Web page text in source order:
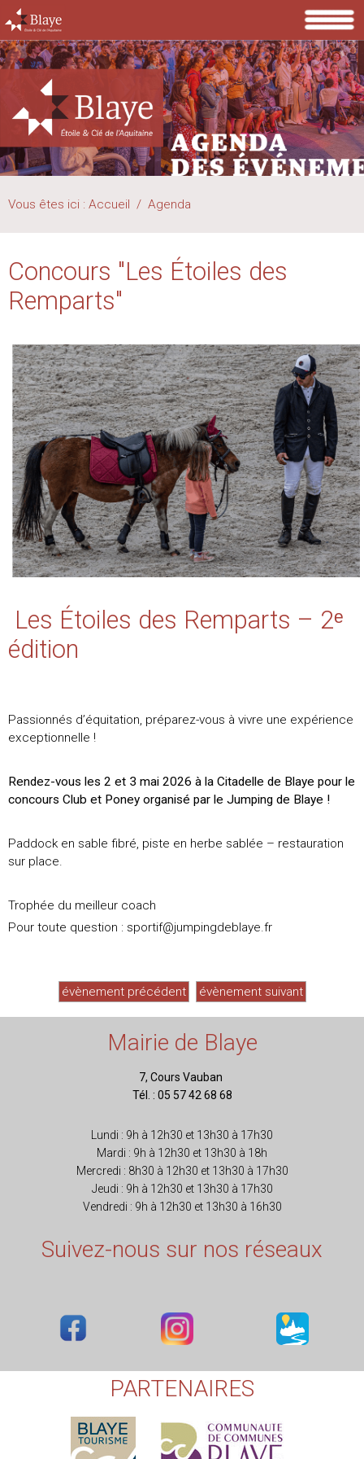
Vous êtes ici : Accueil / Agenda
Concours "Les Étoiles des
Remparts"
Les Étoiles des Remparts – 2ᵉ
édition
Passionnés d’équitation, préparez-vous à vivre une expérience
exceptionnelle !
Rendez-vous les 2 et 3 mai 2026 à la Citadelle de Blaye pour le
concours Club et Poney organisé par le Jumping de Blaye !
Paddock en sable fibré, piste en herbe sablée – restauration
sur place.
Trophée du meilleur coach
Pour toute question : sportif@jumpingdeblaye.fr
évènement précédent évènement suivant
Mairie de Blaye
7, Cours Vauban
Tél. : 05 57 42 68 68
Lundi : 9h à 12h30 et 13h30 à 17h30
Mardi : 9h à 12h30 et 13h30 à 18h
Mercredi : 8h30 à 12h30 et 13h30 à 17h30
Jeudi : 9h à 12h30 et 13h30 à 17h30
Vendredi : 9h à 12h30 et 13h30 à 16h30
Suivez-nous sur nos réseaux
PARTENAIRES